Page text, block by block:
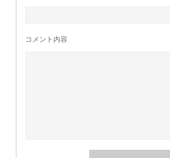
コメント内容